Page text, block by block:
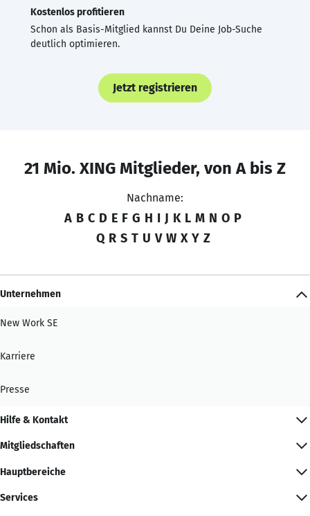
Kostenlos profitieren
Schon als Basis-Mitglied kannst Du Deine Job-Suche
deutlich optimieren.
Jetzt registrieren
21 Mio. XING Mitglieder, von A bis Z
Nachname:
A B C D E F G H I J K L M N O P
Q R S T U V W X Y Z
Unternehmen
New Work SE
Karriere
Presse
Hilfe & Kontakt
Mitgliedschaften
Hauptbereiche
Services